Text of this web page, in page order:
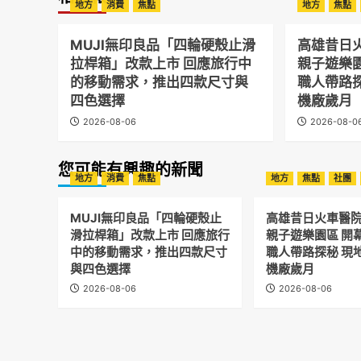
地方 消費 焦點
MUJI無印良品「四輪硬殼止滑
拉桿箱」改款上市 回應旅行中
的移動需求，推出四款尺寸與
四色選擇
2026-08-06
地方 焦點
高雄昔日
親子遊樂
職人帶路
機廠歲月
2026-08-
您可能有興趣的新聞
地方 消費 焦點
MUJI無印良品「四輪硬殼止
滑拉桿箱」改款上市 回應旅行
中的移動需求，推出四款尺寸
與四色選擇
2026-08-06
地方 焦點 社團
高雄昔日火車醫
親子遊樂園區 開
職人帶路探秘 現
機廠歲月
2026-08-06